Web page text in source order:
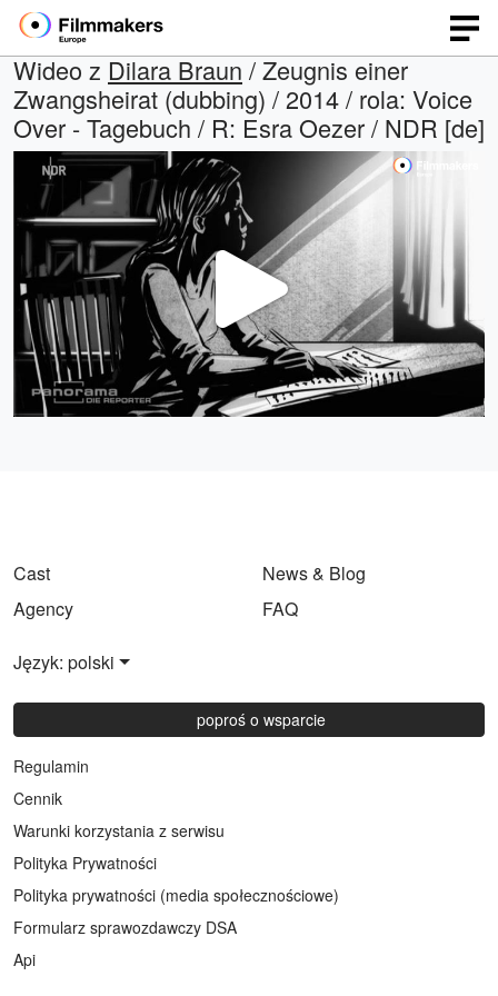
Wideo z Dilara Braun / Zeugnis einer
Zwangsheirat (dubbing) / 2014 / rola: Voice
Over - Tagebuch / R: Esra Oezer / NDR [de]
wideo
Cast
Agency
News & Blog
FAQ
Język: polski
poproś o wsparcie
Regulamin
Cennik
Warunki korzystania z serwisu
Polityka Prywatności
Polityka prywatności (media społecznościowe)
Formularz sprawozdawczy DSA
Api